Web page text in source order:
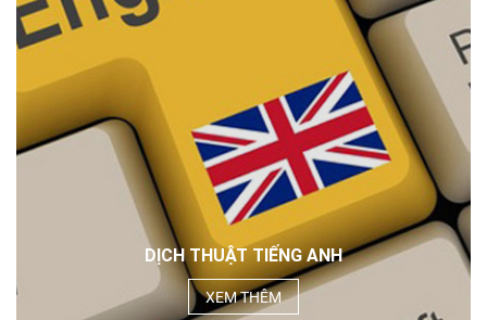
DỊCH THUẬT TIẾNG ANH
XEM THÊM